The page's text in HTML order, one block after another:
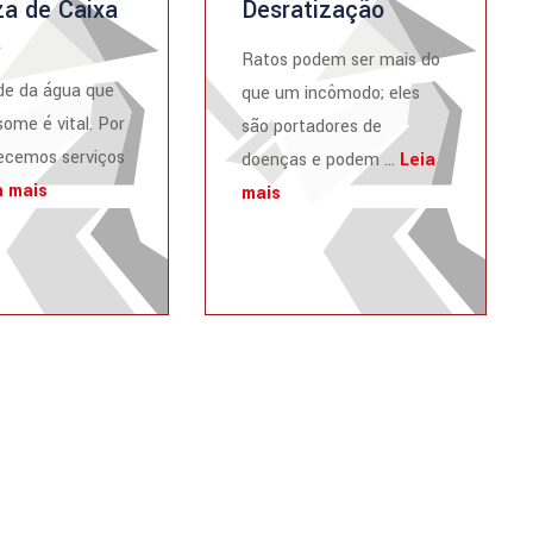
de Caixa
da água que
é vital. Por
serviços
mais
Desratização
Ratos podem ser mais do
que um incômodo; eles
são portadores de
doenças e podem ... Leia
mais